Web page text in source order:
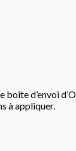
boîte d’envoi
à appliquer.